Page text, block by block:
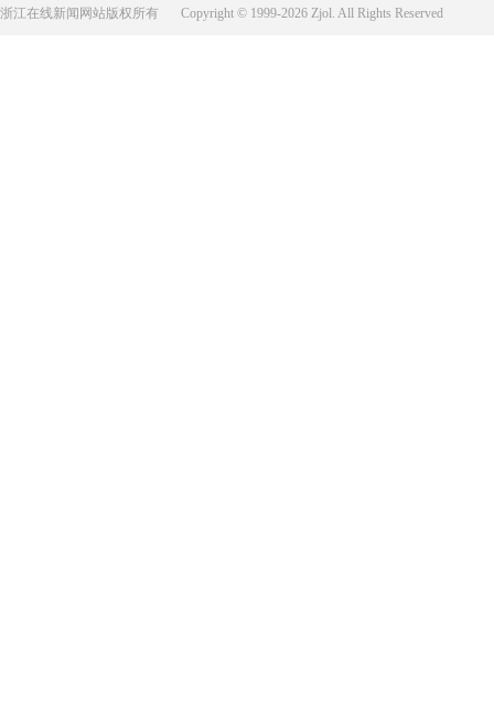
浙江在线新闻网站版权所有 Copyright © 1999-2026 Zjol. All Rights Reserved